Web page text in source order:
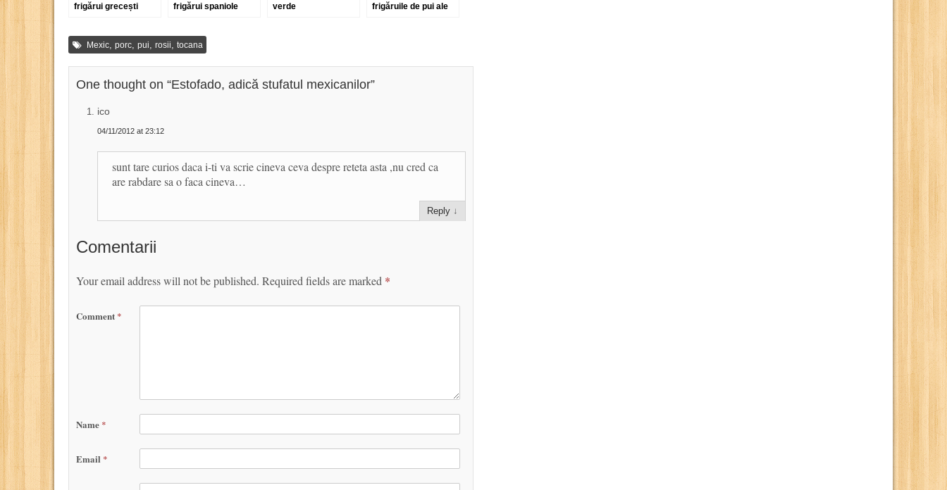
frigărui grecești
frigărui spaniole
verde
frigăruile de pui ale
Mexic, porc, pui, rosii, tocana
One thought on “Estofado, adică stufatul mexicanilor”
ico
04/11/2012 at 23:12
sunt tare curios daca i-ti va scrie cineva ceva despre reteta asta ,nu cred ca
are rabdare sa o faca cineva…
Reply ↓
Comentarii
Your email address will not be published. Required fields are marked *
Comment *
Name *
Email *